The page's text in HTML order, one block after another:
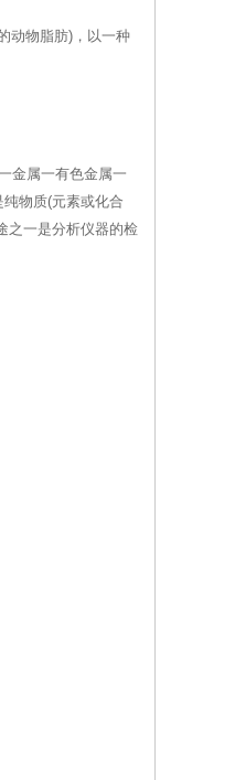
动物脂肪)，以一种
金属一有色金属一
物质(元素或化合
之一是分析仪器的检